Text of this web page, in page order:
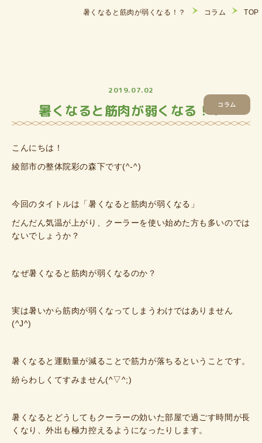
TOP
コラム
暑くなると筋肉が弱くなる！？
コラム
2019.07.02
暑くなると筋肉が弱くなる！？
こんにちは！
綾部市の整体院彩の森下です(^-^)
今回のタイトルは「暑くなると筋肉が弱くなる」
だんだん気温が上がり、クーラーを使い始めた方も多いのでは
ないでしょうか？
なぜ暑くなると筋肉が弱くなるのか？
実は暑いから筋肉が弱くなってしまうわけではありません
(^J^)
暑くなると運動量が減ることで筋力が落ちるということです。
紛らわしくてすみません(^▽^;)
暑くなるとどうしてもクーラーの効いた部屋で過ごす時間が長
くなり、外出も極力控えるようになったりします。